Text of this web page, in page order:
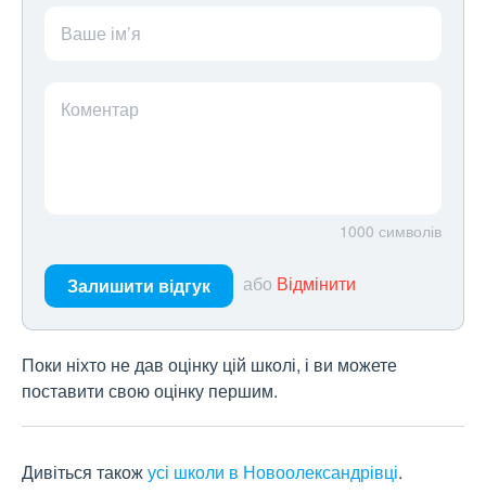
Ваше ім’я
Коментар
1000 символів
Залишити відгук або Відмінити
Поки ніхто не дав оцінку цій школі, і ви можете
поставити свою оцінку першим.
Дивіться такожусі школи в Новоолександрівці.